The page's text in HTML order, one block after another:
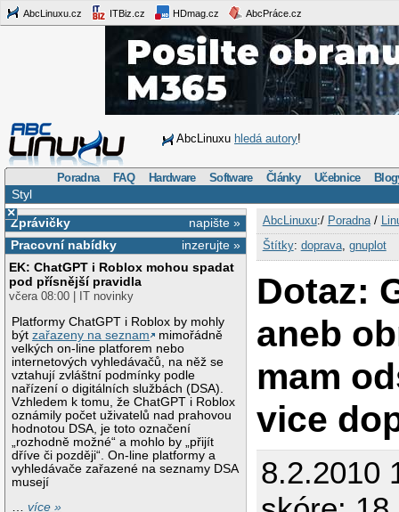
AbcLinuxu.cz ITBiz.cz HDmag.cz AbcPráce.cz
AbcLinuxu hledá autory!
Poradna FAQ Hardware Software Články Učebnice
Styl
×
napište »
Zprávičky
inzerujte »
Pracovní nabídky
EK: ChatGPT i Roblox mohou spadat
pod přísnější pravidla
včera 08:00 | IT novinky
Platformy ChatGPT i Roblox by mohly
býtzařazeny na seznam
mimořádně
velkých on-line platforem nebo
internetových vyhledávačů, na něž se
vztahují zvláštní podmínky podle
nařízení o digitálních službách (DSA).
Vzhledem k tomu, že ChatGPT i Roblox
oznámily počet uživatelů nad prahovou
hodnotou DSA, je toto označení
„rozhodně možné“ a mohlo by „přijít
dříve či později“. On-line platformy a
vyhledávače zařazené na seznamy DSA
musejí
…více »
AbcLinuxu:/ Poradna/
Štítky: doprava, gnuplot
Dotaz:
aneb
mam
vice
8.2.2010